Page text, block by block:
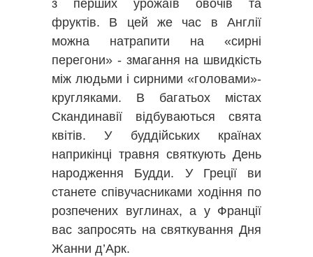
з перших урожаїв овочів та
фруктів. В цей же час в Англії
можна натрапити на «сирні
перегони» - змагання на швидкість
між людьми і сирними «головами»-
кругляками. В багатьох містах
Скандинавії відбуваються свята
квітів. У буддійських країнах
наприкінці травня святкують День
народження Будди. У Греції ви
станете співучасниками ходіння по
розпечених вуглинах, а у Франції
вас запросять на святкування Дня
Жанни д’Арк.